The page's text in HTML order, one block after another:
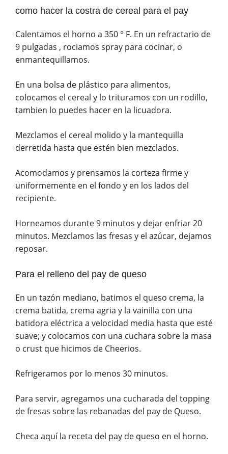
como hacer la costra de cereal para el pay
Calentamos el horno a 350 ° F. En un refractario de
9 pulgadas , rociamos spray para cocinar, o
enmantequillamos.
En una bolsa de plástico para alimentos,
colocamos el cereal y lo trituramos con un rodillo,
tambien lo puedes hacer en la licuadora.
Mezclamos el cereal molido y la mantequilla
derretida hasta que estén bien mezclados.
Acomodamos y prensamos la corteza firme y
uniformemente en el fondo y en los lados del
recipiente.
Horneamos durante 9 minutos y dejar enfriar 20
minutos. Mezclamos las fresas y el azúcar, dejamos
reposar.
Para el relleno del pay de queso
En un tazón mediano, batimos el queso crema, la
crema batida, crema agria y la vainilla con una
batidora eléctrica a velocidad media hasta que esté
suave; y colocamos con una cuchara sobre la masa
o crust que hicimos de Cheerios.
Refrigeramos por lo menos 30 minutos.
Para servir, agregamos una cucharada del topping
de fresas sobre las rebanadas del pay de Queso.
Checa aquí la receta del pay de queso en el horno.